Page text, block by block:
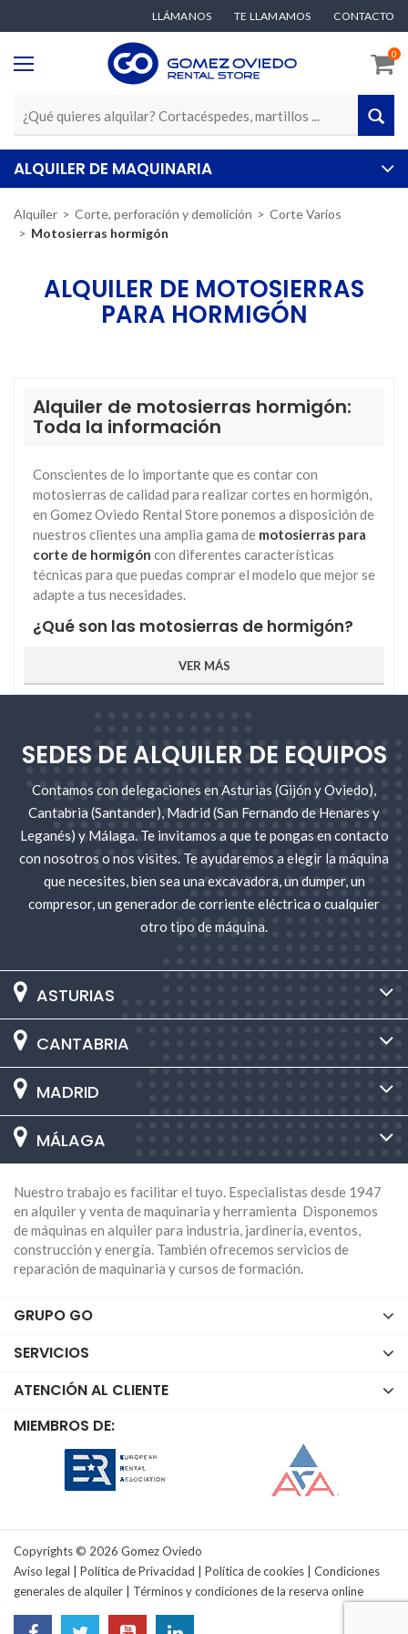
LLÁMANOS TE LLAMAMOS CONTACTO
0
ALQUILER DE MAQUINARIA
Alquiler Corte, perforación y demolición
Corte Varios
Motosierras hormigón
ALQUILER DE MOTOSIERRAS
PARA HORMIGÓN
Alquiler de motosierras hormigón:
Toda la información
Conscientes de lo importante que es contar con
motosierras de calidad para realizar cortes en hormigón,
en Gomez Oviedo Rental Store ponemos a disposición de
nuestros clientes una amplia gama de motosierras para
corte de hormigón con diferentes características
técnicas para que puedas comprar el modelo que mejor se
adapte a tus necesidades.
¿Qué son las motosierras de hormigón?
Las motosierras para cortar hormigón son herramientas
superficies duras, trabajan con una cadena de diamante
Debido al tamaño de su espada, las
motosierras para
corte, siendo ideales para conseguir cortes profundos en
hormigón, la apertura de ventanas en paredes de
hormigón, etc.
La mejor solución para cortar hormigón
Un hormigón endurecido como el hormigón pulido es un
material relativamente duro.
mayor dureza pero resultará difícil de cortar por su
abrasibidad y resistencia si no disponemos de las
pueden con toda clase de hormigón.
Como empresa especializada en el alquiler y venta de
garantizando el mejor servicio en la entrega,
garantizando la asistencia y la atención personalizada
para cada uno de nuestros clientes.
Profesionales en el alquiler de
motosierras de hormigón
Si necesitas asesoramiento en el alquiler de una
mejor herramienta disponible para cortar hormigón.
Contamos con un equipo de profesionales que conocen
todas las características, usos y funcionalidades de cada
una de las herramientas que tenemos disponibles. Por
ello, si necesitas una motosierra especial para corte de
equipo para informarte de todas las características y
recibir orientación que te asegure la elección correcta.
hormigón?
Existen modelos hidráulicos o de gasolina y ambos
permiten realizar cortes rápidos y de precisión de
manera sencilla. Su uso más habitual es en construcción y
albañilería en general.
VER MÁS
SEDES DE ALQUILER DE EQUIPOS
Contamos con delegaciones en Asturias (Gijón y Oviedo),
Cantabria (Santander), Madrid (San Fernando de Henares y
Leganés) y Málaga. Te invitamos a que te pongas en contacto
con nosotros o nos visites. Te ayudaremos a elegir la máquina
que necesites, bien sea una excavadora, un dumper, un
compresor, un generador de corriente eléctrica o cualquier
otro tipo de máquina.
ASTURIAS
CANTABRIA
MADRID
MÁLAGA
Nuestro trabajo es facilitar el tuyo. Especialistas desde 1947
en alquiler y venta de maquinaria y herramienta Disponemos
de máquinas en alquiler para industria, jardinería, eventos,
construcción y energía. También ofrecemos servicios de
reparación de maquinaria y cursos de formación.
GRUPO GO
SERVICIOS
ATENCIÓN AL CLIENTE
MIEMBROS DE:
Copyrights © 2026 Gomez Oviedo
Aviso legal
Política de Privacidad Política de cookies
Condiciones
generales de alquiler
Términos y condiciones de la reserva online